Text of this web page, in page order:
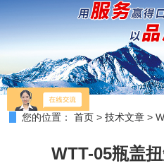
您的位置： 首页 >技术文章 >
WTT-05瓶盖